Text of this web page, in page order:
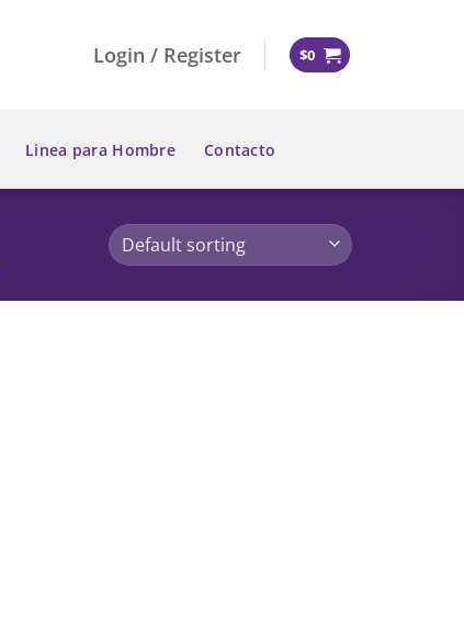
Login / Register $0
Linea para Hombre Contacto